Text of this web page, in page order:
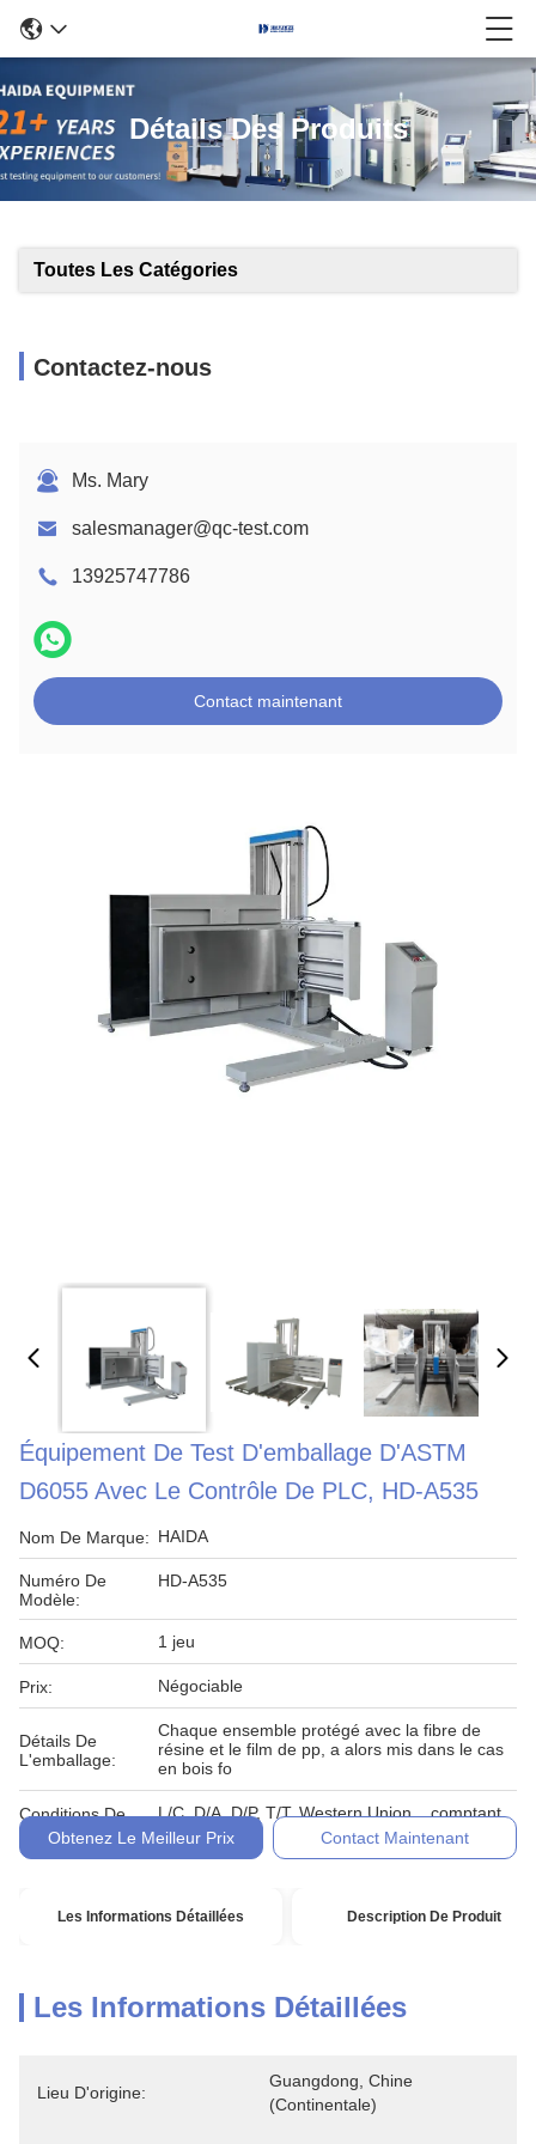
Détails Des Produits
Toutes Les Catégories
Contactez-nous
Ms. Mary
salesmanager@qc-test.com
13925747786
Contact maintenant
Équipement De Test D'emballage D'ASTM
D6055 Avec Le Contrôle De PLC, HD-A535
Nom De Marque: HAIDA
Numéro De
Modèle:
HD-A535
MOQ: 1 jeu
Prix: Négociable
Détails De
L'emballage:
Chaque ensemble protégé avec la fibre de
résine et le film de pp, a alors mis dans le cas
en bois fo
Conditions De
Paiement:
L/C, D/A, D/P, T/T, Western Union, , comptant,
engagement
Obtenez Le Meilleur Prix Contact Maintenant
Les Informations Détaillées Description De Produit
Les Informations Détaillées
Lieu D'origine:
Guangdong, Chine
(continentale)